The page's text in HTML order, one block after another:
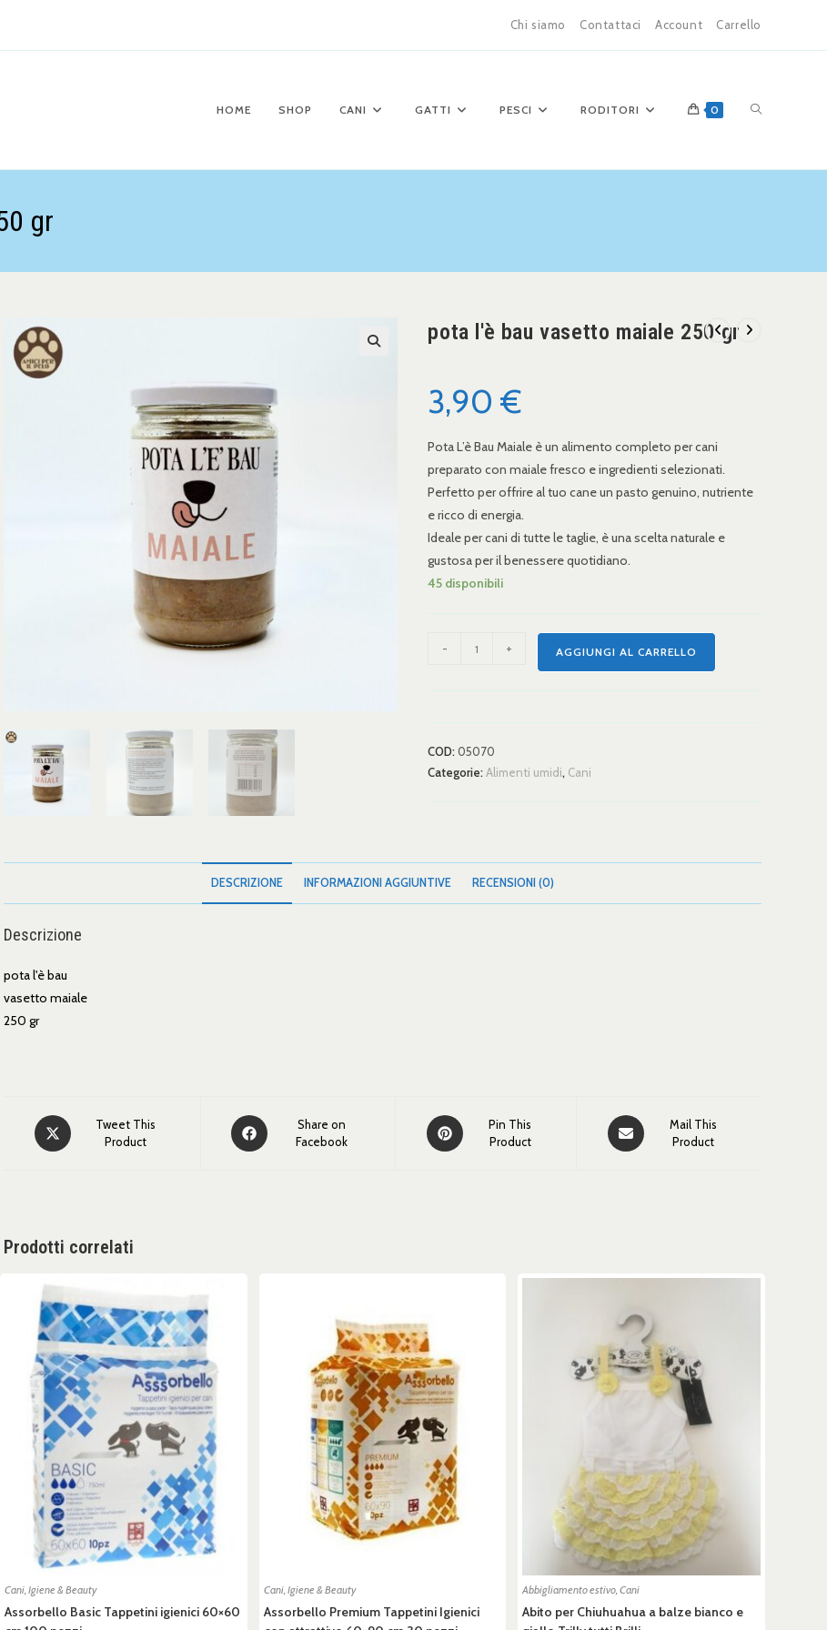
Chi siamo Contattaci Account Carrello
HOME SHOP CANI GATTI PESCI RODITORI 0
gr
pota l'è bau vasetto maiale 250 gr
3,90€
Pota L’è Bau Maiale è un alimento completo per cani
preparato con maiale fresco e ingredienti selezionati.
Perfetto per offrire al tuo cane un pasto genuino, nutriente
e ricco di energia.
Ideale per cani di tutte le taglie, è una scelta naturale e
gustosa per il benessere quotidiano.
45 disponibili
- + AGGIUNGI AL CARRELLO
COD:05070
Categorie:Alimenti umidi, Cani
DESCRIZIONE INFORMAZIONI AGGIUNTIVE RECENSIONI (0)
Descrizione
pota l'è bau
vasetto maiale
250 gr
Tweet This
Product
Share on
Facebook
Pin This
Product
Mail This
Product
Prodotti correlati
Cani ,Igiene & Beauty
Assorbello Basic Tappetini igienici 60×60
Cani, Igiene & Beauty
Assorbello Premium Tappetini Igienici
Abbigliamento estivo, Cani
Abito per Chiuhuahua a balze bianco e